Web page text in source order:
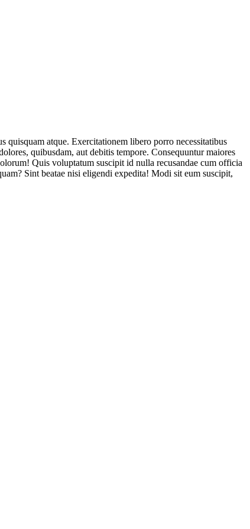
quisquam atque. Exercitationem libero porro necessitatibus
quibusdam, aut debitis tempore. Consequuntur maiores
Quis voluptatum suscipit id nulla recusandae cum officia
Sint beatae nisi eligendi expedita! Modi sit eum suscipit,